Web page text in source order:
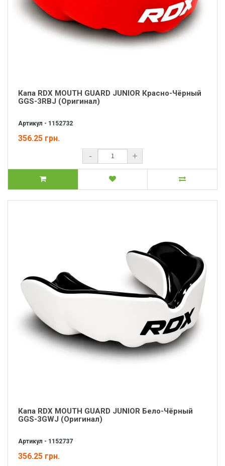
Капа RDX MOUTH GUARD JUNIOR Красно-Чёрный
GGS-3RBJ (Оригинал)
Артикул - 1152732
356.25 грн.
- +
Капа RDX MOUTH GUARD JUNIOR Бело-Чёрный
GGS-3GWJ (Оригинал)
Артикул - 1152737
356.25 грн.